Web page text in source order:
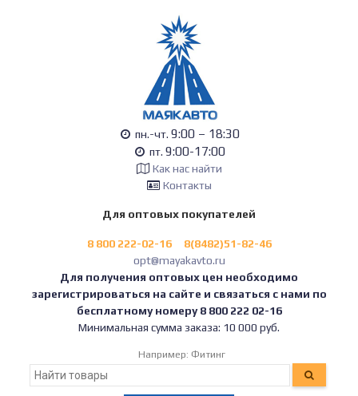
пн.-чт. 9:00 – 18:30
пт. 9:00-17:00
Как нас найти
Контакты
Для оптовых покупателей
8 800 222-02-16
8(8482)51-82-46
opt@mayakavto.ru
Для получения оптовых цен необходимо
зарегистрироваться на сайте и связаться с нами по
бесплатному номеру 8 800 222 02-16
Минимальная сумма заказа: 10 000 руб.
Например: Фитинг